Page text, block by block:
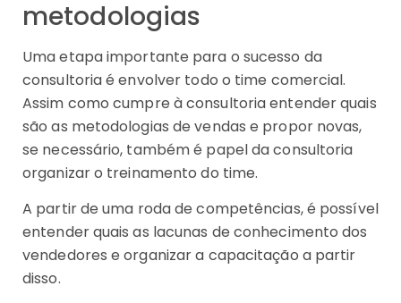
metodologias
Uma etapa importante para o sucesso da
consultoria é envolver todo o time comercial.
Assim como cumpre à consultoria entender quais
são as metodologias de vendas e propor novas,
se necessário, também é papel da consultoria
organizar o treinamento do time.
A partir de uma roda de competências, é possível
entender quais as lacunas de conhecimento dos
vendedores e organizar a capacitação a partir
disso.